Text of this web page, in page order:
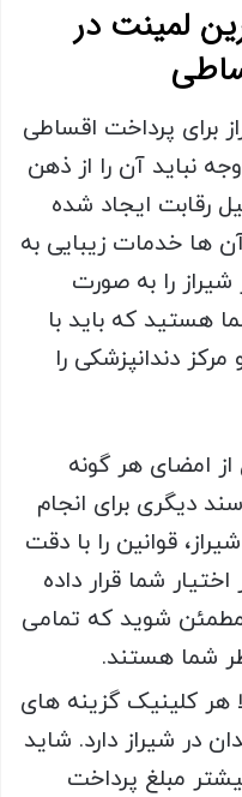
لمینت در
برای پرداخت اقساطی
نباید آن را از ذهن
رقابت ایجاد شده
آن ها خدمات زیبایی به
را به صورت
هستید که باید با
دندانپزشکی را
از امضای هر گونه
دیگری برای انجام
قوانین را با دقت
شما قرار داده
شوید که تمامی
شما هستند.
هر کلینیک گزینه های
در شیراز دارد. شاید
مبلغ پرداخت